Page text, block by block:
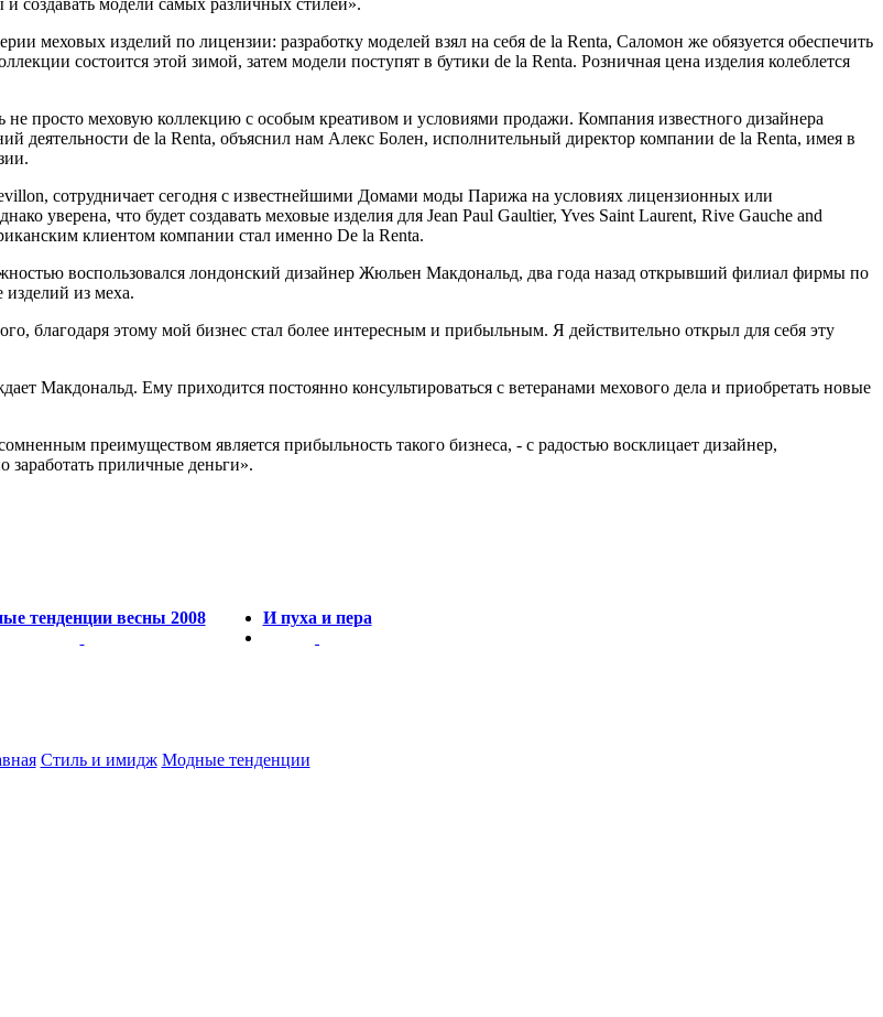
меховых изделий по лицензии: разработку моделей взял на себя de la Renta, Саломон же обязуется обеспечить
состоится этой зимой, затем модели поступят в бутики de la Renta. Розничная цена изделия колеблется
не просто меховую коллекцию с особым креативом и условиями продажи. Компания известного дизайнера
деятельности de la Renta, объяснил нам Алекс Болен, исполнительный директор компании de la Renta, имея в
сотрудничает сегодня с известнейшими Домами моды Парижа на условиях лицензионных или
уверена, что будет создавать меховые изделия для Jean Paul Gaultier, Yves Saint Laurent, Rive Gauche and
клиентом компании стал именно De la Renta.
воспользовался лондонский дизайнер Жюльен Макдональд, два года назад открывший филиал фирмы по
из меха.
благодаря этому мой бизнес стал более интересным и прибыльным. Я действительно открыл для себя эту
Макдональд. Ему приходится постоянно консультироваться с ветеранами мехового дела и приобретать новые
преимуществом является прибыльность такого бизнеса, - с радостью восклицает дизайнер,
заработать приличные деньги».
тенденции весны 2008 И пуха и пера
Стиль и имидж Модные тенденции